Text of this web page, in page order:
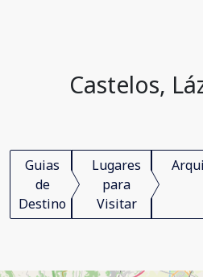
Castelos,
Guias
de
Destino
Lugares
para
Visitar